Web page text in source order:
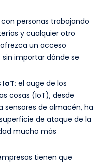
con personas trabajando
y cualquier otro
un acceso
importar dónde se
el auge de los
cosas (IoT), desde
sensores de almacén, ha
de ataque de la
mucho más
tienen que